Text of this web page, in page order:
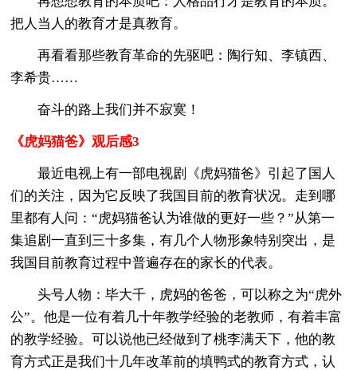
把人当人的教育才是真教育。
再看看那些教育革命的先驱吧：陶行知、李镇西、
李希贵……
奋斗的路上我们并不寂寞！
《虎妈猫爸》观后感3
最近电视上有一部电视剧《虎妈猫爸》引起了国人
们的关注，因为它反映了我国目前的教育状况。走到哪
里都有人问：“虎妈猫爸认为谁做的更好一些？”从第一
集追剧一直到三十多集，有几个人物形象特别突出，是
我国目前教育过程中普遍存在的家长的代表。
头号人物：毕大千，虎妈的爸爸，可以称之为“虎外
公”。他是一位有着几十年教学经验的老教师，有着丰富
的教学经验。可以说他已经做到了桃李满天下，他的教
育方式正是我们十几年改革前的填鸭式的教育方式，认